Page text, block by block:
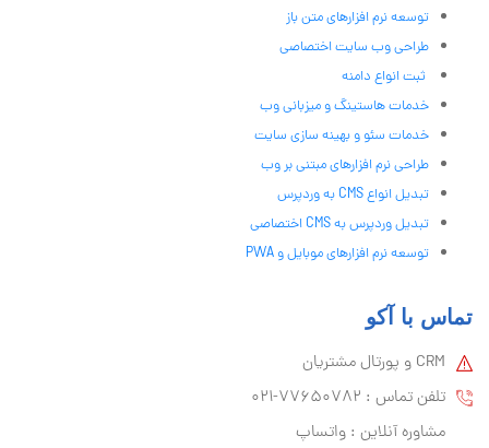
توسعه نرم افزارهای متن باز
طراحی وب سایت اختصاصی
ثبت انواع دامنه
خدمات هاستینگ و میزبانی وب
خدمات سئو و بهینه سازی سایت
طراحی نرم افزارهای مبتنی بر وب
تبدیل انواع CMS به وردپرس
تبدیل وردپرس به CMS اختصاصی
توسعه نرم افزارهای موبایل و PWA
تماس با آکو
CRM و پورتال مشتریان
تلفن تماس :‌ 77650782-021
مشاوره آنلاین : واتساپ